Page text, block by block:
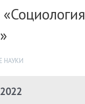
НАУКИ